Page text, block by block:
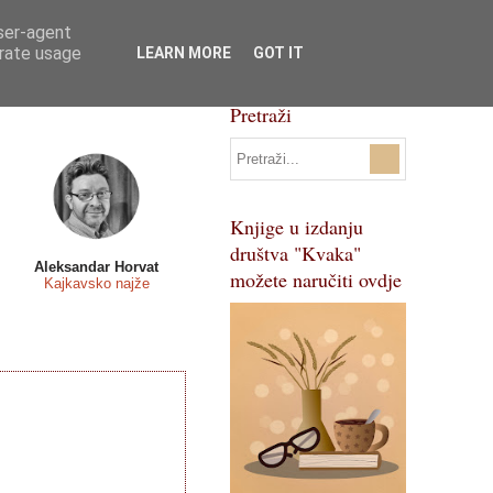
Svi natječaji
Pojmovnik
Aleksandar Horvat
Kajkavsko najže
Pretraži
Knjige u izdanju
društva "Kvaka"
možete naručiti ovdje
agent
usage
LEARN MORE GOT IT